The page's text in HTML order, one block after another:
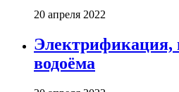
20 апреля 2022
Электрификация,
водоёма